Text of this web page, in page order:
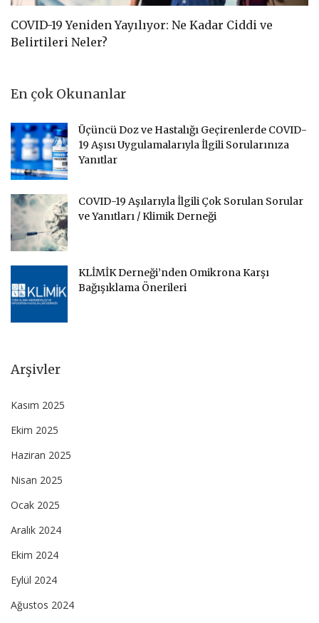
COVID-19 Yeniden Yayılıyor: Ne Kadar Ciddi ve
Belirtileri Neler?
En çok Okunanlar
Üçüncü Doz ve Hastalığı Geçirenlerde COVID-
19 Aşısı Uygulamalarıyla İlgili Sorularınıza
Yanıtlar
COVID-19 Aşılarıyla İlgili Çok Sorulan Sorular
ve Yanıtları / Klimik Derneği
KLİMİK Derneği’nden Omikrona Karşı
Bağışıklama Önerileri
Arşivler
Kasım 2025
Ekim 2025
Haziran 2025
Nisan 2025
Ocak 2025
Aralık 2024
Ekim 2024
Eylül 2024
Ağustos 2024